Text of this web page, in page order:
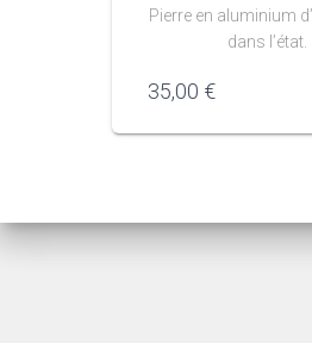
Pierre en aluminium
dans l’état.
35,00 €